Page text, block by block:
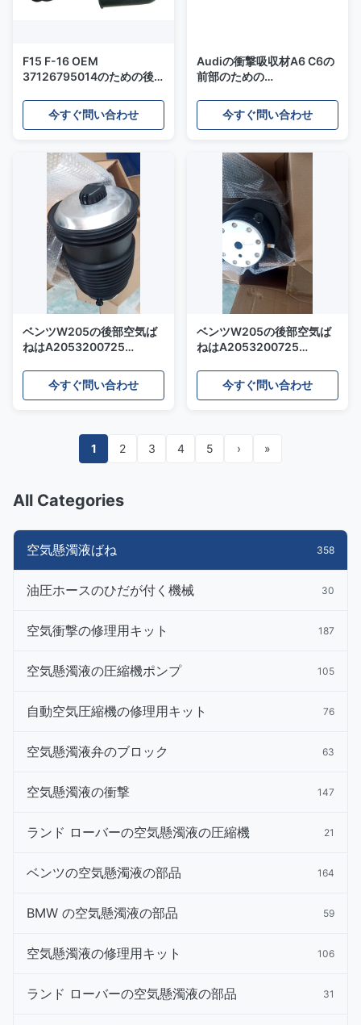
F15 F-16 OEM
37126795014のための後
保証
今すぐ問い合わせ
Audiの衝撃吸収材A6 C6の
前部のための
4F0616040AAの空気懸濁
液ばね
今すぐ問い合わせ
ベンツW205の後部空気ば
ねはA2053200725
る
今すぐ問い合わせ
ベンツW205の後部空気ば
ねはA2053200725
る
今すぐ問い合わせ
1 2 3 4 5 › »
All Categories
空気懸濁液ばね 358
油圧ホースのひだが付く機械 30
空気衝撃の修理用キット 187
空気懸濁液の圧縮機ポンプ 105
自動空気圧縮機の修理用キット 76
空気懸濁液弁のブロック 63
空気懸濁液の衝撃 147
ランド ローバーの空気懸濁液の圧縮機 21
ベンツの空気懸濁液の部品 164
BMW の空気懸濁液の部品 59
空気懸濁液の修理用キット 106
ランド ローバーの空気懸濁液の部品 31